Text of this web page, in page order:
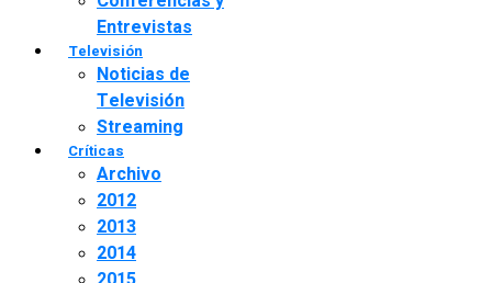
Entrevistas
Televisión
Noticias de
Televisión
Streaming
Críticas
Archivo
2012
2013
2014